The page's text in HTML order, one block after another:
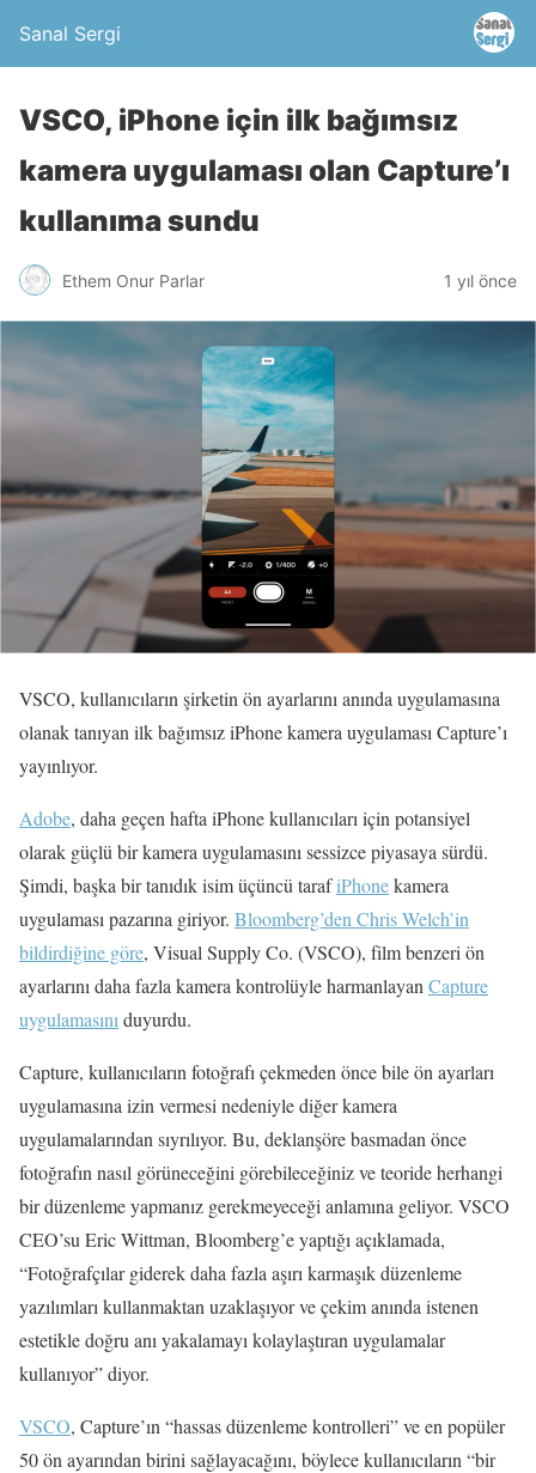
Sanal Sergi
VSCO, iPhone için ilk bağımsız
kamera uygulaması olan Capture’ı
kullanıma sundu
Ethem Onur Parlar 1 yıl önce
VSCO, kullanıcıların şirketin ön ayarlarını anında uygulamasına
olanak tanıyan ilk bağımsız iPhone kamera uygulaması Capture’ı
yayınlıyor.
Adobe, daha geçen hafta iPhone kullanıcıları için potansiyel
olarak güçlü bir kamera uygulamasını sessizce piyasaya sürdü.
Şimdi, başka bir tanıdık isim üçüncü tarafiPhonekamera
uygulaması pazarına giriyor. Bloomberg’den Chris Welch’in
bildirdiğine göre, Visual Supply Co. (VSCO), film benzeri ön
ayarlarını daha fazla kamera kontrolüyle harmanlayan Capture
uygulamasını duyurdu.
Capture, kullanıcıların fotoğrafı çekmeden önce bile ön ayarları
uygulamasına izin vermesi nedeniyle diğer kamera
uygulamalarından sıyrılıyor. Bu, deklanşöre basmadan önce
fotoğrafın nasıl görüneceğini görebileceğiniz ve teoride herhangi
bir düzenleme yapmanız gerekmeyeceği anlamına geliyor. VSCO
CEO’su Eric Wittman, Bloomberg’e yaptığı açıklamada,
“Fotoğrafçılar giderek daha fazla aşırı karmaşık düzenleme
yazılımları kullanmaktan uzaklaşıyor ve çekim anında istenen
estetikle doğru anı yakalamayı kolaylaştıran uygulamalar
kullanıyor” diyor.
VSCO, Capture’ın “hassas düzenleme kontrolleri” ve en popüler
50 ön ayarından birini sağlayacağını, böylece kullanıcıların “bir